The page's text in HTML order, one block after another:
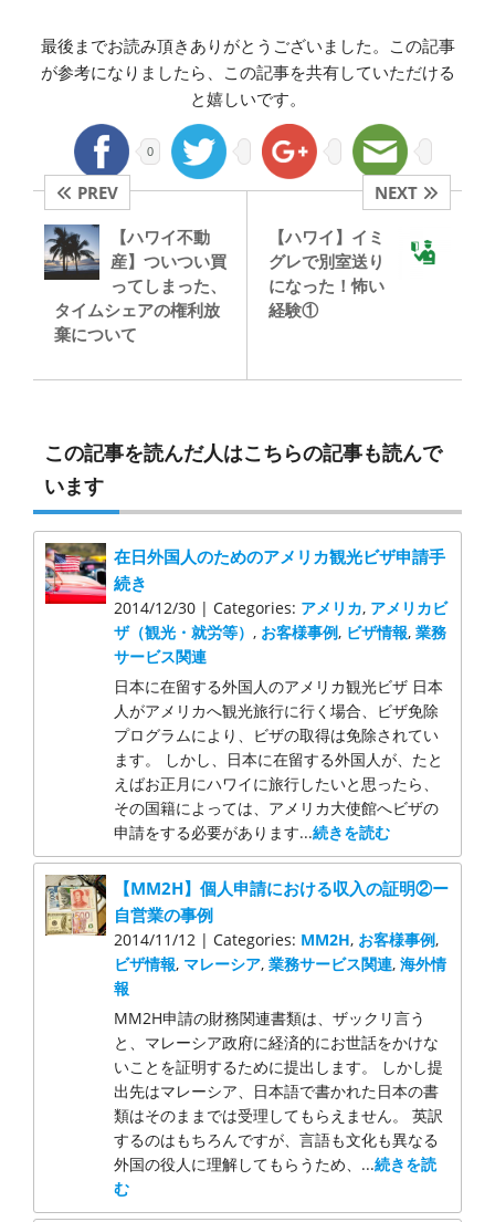
最後までお読み頂きありがとうございました。この記事
が参考になりましたら、この記事を共有していただける
と嬉しいです。
0
PREV
【ハワイ不動
産】ついつい買
ってしまった、
タイムシェアの権利放
棄について
NEXT
【ハワイ】イミ
グレで別室送り
になった！怖い
経験①
この記事を読んだ人はこちらの記事も読んで
います
在日外国人のためのアメリカ観光ビザ申請手
続き
2014/12/30 | Categories: アメリカ, アメリカビ
ザ（観光・就労等）, お客様事例, ビザ情報,業務
サービス関連
日本に在留する外国人のアメリカ観光ビザ 日本
人がアメリカへ観光旅行に行く場合、ビザ免除
プログラムにより、ビザの取得は免除されてい
ます。 しかし、日本に在留する外国人が、たと
えばお正月にハワイに旅行したいと思ったら、
その国籍によっては、アメリカ大使館へビザの
申請をする必要があります...続きを読む
【MM2H】個人申請における収入の証明②ー
自営業の事例
2014/11/12 | Categories: MM2H, お客様事例,
ビザ情報, マレーシア,業務サービス関連,海外情
報
MM2H申請の財務関連書類は、ザックリ言う
と、マレーシア政府に経済的にお世話をかけな
いことを証明するために提出します。 しかし提
出先はマレーシア、日本語で書かれた日本の書
類はそのままでは受理してもらえません。 英訳
するのはもちろんですが、言語も文化も異なる
外国の役人に理解してもらうため、...続きを読
む